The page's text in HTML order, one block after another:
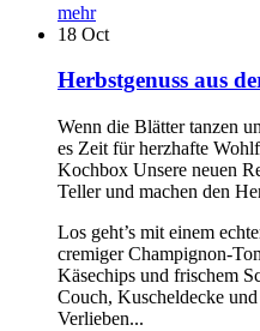
mehr
18 Oct
Herbstgenuss aus
Wenn die Blätter tanzen
es Zeit für herzhafte
Kochbox Unsere neuen
Teller und machen den
Los geht’s mit einem
cremiger Champignon-
Käsechips und frischem
Couch, Kuscheldecke
Verlieben...